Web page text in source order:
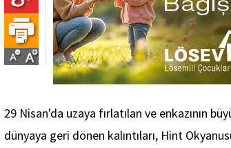
29 Nisan'da uzaya fırlatılan ve enkazının
dünyaya geri dönen kalıntıları, Hint